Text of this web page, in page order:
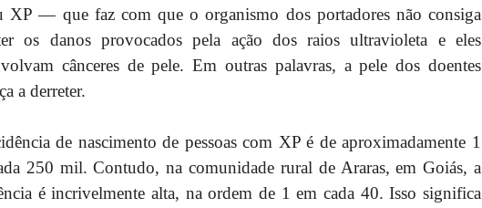
— que faz com que o organismo dos portadores não consiga
os danos provocados pela ação dos raios ultravioleta e eles
cânceres de pele. Em outras palavras, a pele dos doentes
a derreter.
de nascimento de pessoas com XP é de aproximadamente 1
250 mil. Contudo, na comunidade rural de Araras, em Goiás, a
é incrivelmente alta, na ordem de 1 em cada 40. Isso significa